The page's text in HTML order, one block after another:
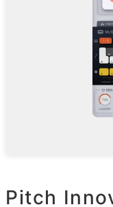
Pitch